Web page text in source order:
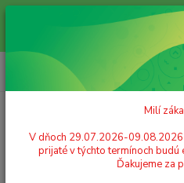
Milí zákazníci! V dňoch
Objednávky prijaté v týchto
Ďakujeme za
+421 908 755 958
Po. - Pia. od 9:00 hod. - 16:00 hod.
Milí
V dňoch 29.07.2026-
prijaté v týchto termínoch
Ďakujeme za